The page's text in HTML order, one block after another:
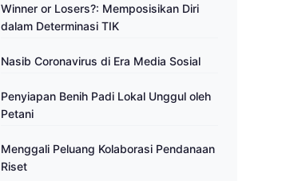
Winner or Losers?: Memposisikan Diri
dalam Determinasi TIK
Nasib Coronavirus di Era Media Sosial
Penyiapan Benih Padi Lokal Unggul oleh
Petani
Menggali Peluang Kolaborasi Pendanaan
Riset